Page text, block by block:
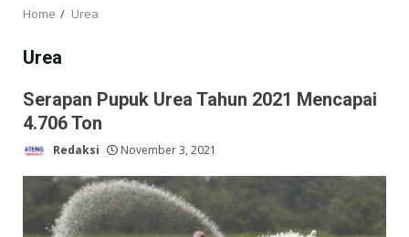
Home Urea
Urea
Serapan Pupuk Urea Tahun 2021 Mencapai
4.706 Ton
Redaksi November 3, 2021